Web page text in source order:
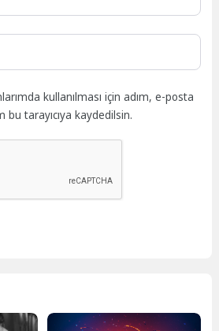
kullanılması için adım, e-posta
tarayıcıya kaydedilsin.